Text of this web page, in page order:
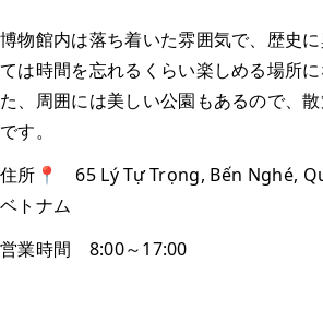
博物館内は落ち着いた雰囲気で、歴史
ては時間を忘れるくらい楽しめる場所
た、周囲には美しい公園もあるので、
です。
住所📍 65 Lý Tự Trọng, Bến Nghé,
ベトナム
営業時間 8:00～17:00